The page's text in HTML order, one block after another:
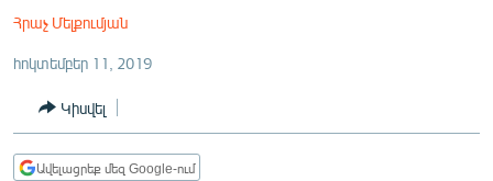
ՏՆՏԵՍՈՒԹՅՈՒՆ
ՂԱՐԱԲԱՂ
Հրաչ Մելքումյան
հոկտեմբեր 11, 2019
Կիսվել
Ավելացրեք մեզ Google-ում